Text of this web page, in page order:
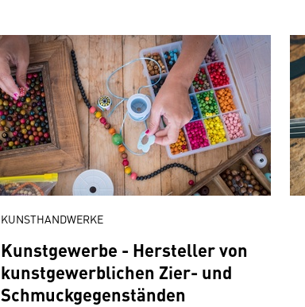
KUNSTHANDWERKE
Kunstgewerbe - Hersteller von
kunstgewerblichen Zier- und
Schmuckgegenständen